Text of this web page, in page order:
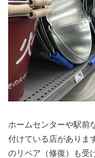
ホームセンターや駅前
付けている店がありま
のリペア（修復）も受